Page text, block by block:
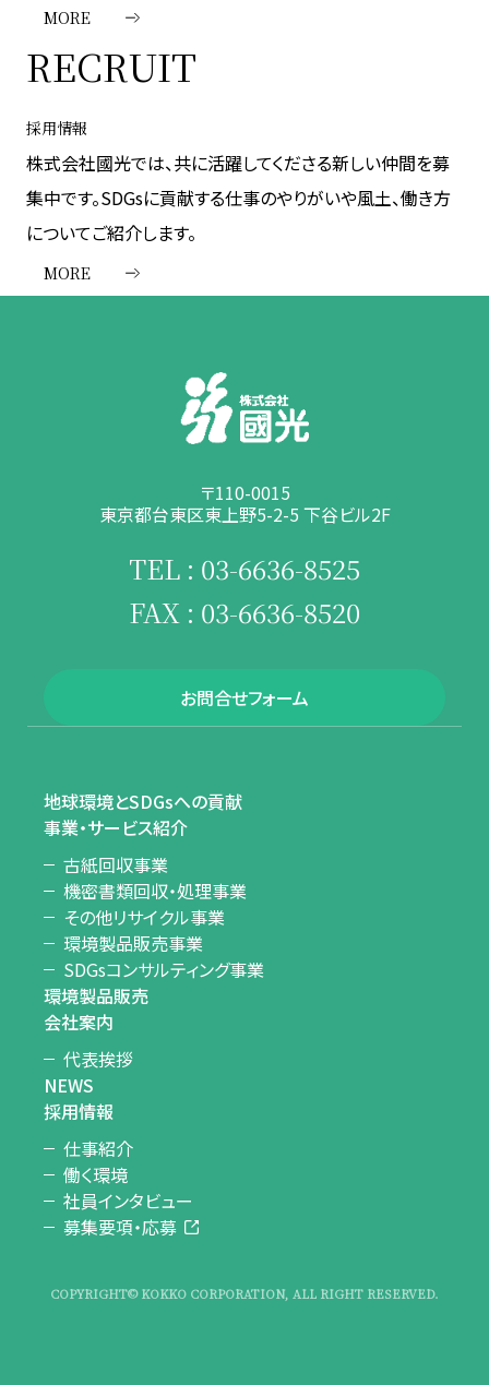
MORE
RECRUIT
採用情報
株式会社國光では、共に活躍してくださる新しい仲間を募
集中です。SDGsに貢献する仕事のやりがいや風土、働き方
についてご紹介します。
MORE
〒110-0015
東京都台東区東上野5-2-5 下谷ビル2F
TEL : 03-6636-8525
FAX : 03-6636-8520
お問合せフォーム
地球環境とSDGsへの貢献
事業・サービス紹介
古紙回収事業
機密書類回収・処理事業
その他リサイクル事業
環境製品販売事業
SDGsコンサルティング事業
環境製品販売
会社案内
代表挨拶
NEWS
採用情報
仕事紹介
働く環境
社員インタビュー
募集要項・応募
COPYRIGHT© KOKKO CORPORATION, ALL RIGHT RESERVED.